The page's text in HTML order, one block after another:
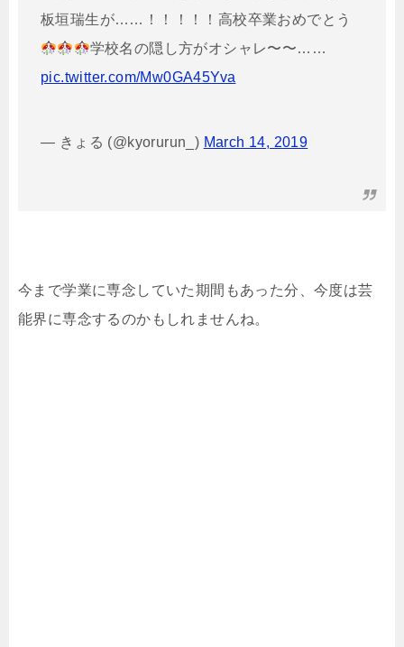
板垣瑞生が……！！！！！高校卒業おめでとう
学校名の隠し方がオシャレ〜〜……
pic.twitter.com/Mw0GA45Yva
— きょる (@kyorurun_) March 14, 2019
今まで学業に専念していた期間もあった分、今度は芸
能界に専念するのかもしれませんね。